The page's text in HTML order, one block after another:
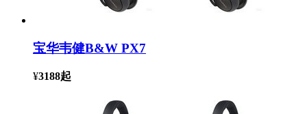
宝华韦健B&W PX7
¥3188起